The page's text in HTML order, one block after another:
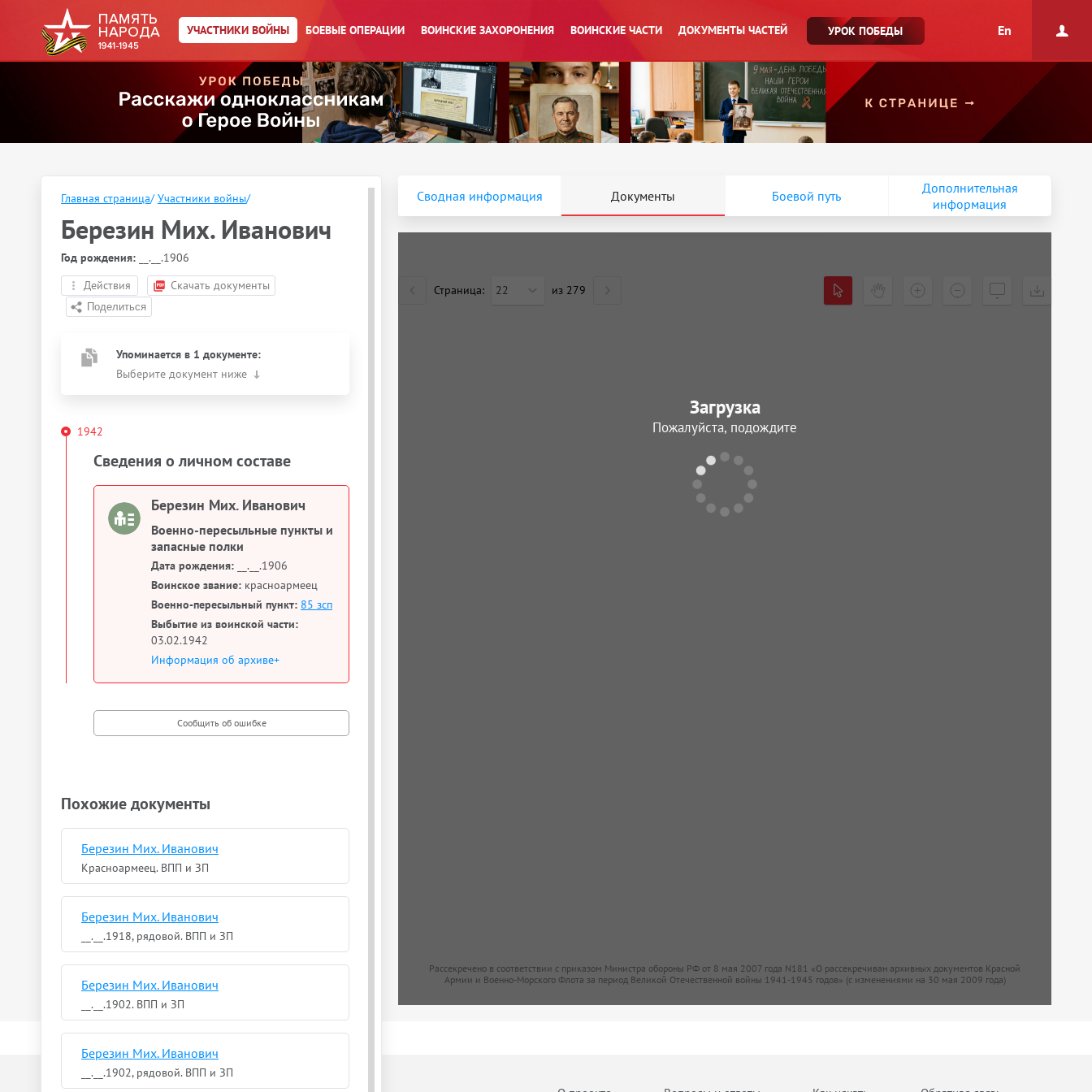
УЧАСТНИКИ ВОЙНЫ БОЕВЫЕ ОПЕРАЦИИ ВОИНСКИЕ ЗАХОРОНЕНИЯ ВОИНСКИЕ ЧАСТИ ДОКУМЕНТЫ ЧАСТЕЙ УРОК ПОБЕДЫ En
Главная страница/ Участники войны/
Березин Мих. Иванович
Год рождения: __.__.1906
Действия
Скачать документы
Упоминается в 1 документе:
Выберите документ ниже
1942
Сведения о личном составе
Березин Мих. Иванович
Военно-пересыльные пункты и
запасные полки
Дата рождения: __.__.1906
Воинское звание: красноармеец
Военно-пересыльный пункт: 85 зсп
Выбытие из воинской части:
03.02.1942
Информация об архиве+
Похожие документы
Березин Мих. Иванович
Красноармеец. ВПП и ЗП
Березин Мих. Иванович
__.__.1918, рядовой. ВПП и ЗП
Березин Мих. Иванович
__.__.1902. ВПП и ЗП
Березин Мих. Иванович
__.__.1902, рядовой. ВПП и ЗП
Сводная информация Документы Боевой путь
Дополнительная
информация
Страница: 22 из 279
Рассекречено в соответствии с приказом Министра обороны РФ от 8 мая 2007 года N181 «О рассекречиван архивных документов Красной
Армии и Военно-Морского Флота за период Великой Отечественной войны 1941-1945 годов» (с изменениями на 30 мая 2009 года)
Загрузка
Пожалуйста, подождите